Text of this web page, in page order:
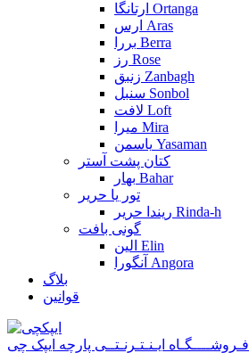
ارتانگا Ortanga
ارس Aras
بررا Berra
رز Rose
زنبق Zanbagh
سنبل Sonbol
لافت Loft
میرا Mira
یاسمن Yasaman
کتان پشت آستر
بهار Bahar
تور یا حریر
ریندا حریر Rinda-h
گونی بافت
الین Elin
آنگورا Angora
بلاگ
قوانین
فـروشــــگـاه ایـنـتـرنـتــی پارچه ایپک چی